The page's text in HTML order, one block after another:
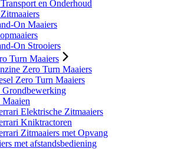
en Onderhoud
On Maaiers
On Strooiers
Turn Maaiers
Zero Turn Maaiers
Zero Turn Maaiers
Grondbewerking
Maaien
Elektrische Zitmaaiers
Kniktractoren
Zitmaaiers met Opvang
met afstandsbediening